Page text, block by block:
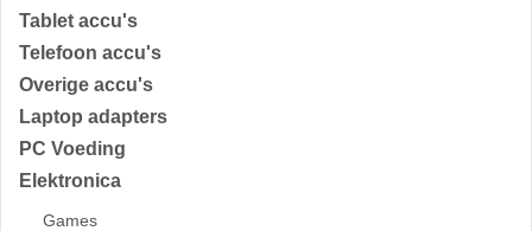
Tablet accu's
Telefoon accu's
Overige accu's
Laptop adapters
PC Voeding
Elektronica
Games